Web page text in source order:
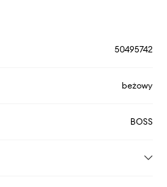
50495742
beżowy
BOSS